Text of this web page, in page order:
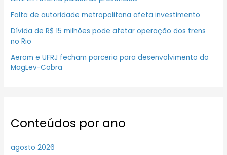
Falta de autoridade metropolitana afeta investimento
Dívida de R$ 15 milhões pode afetar operação dos trens
no Rio
Aerom e UFRJ fecham parceria para desenvolvimento do
MagLev-Cobra
Conteúdos por ano
agosto 2026